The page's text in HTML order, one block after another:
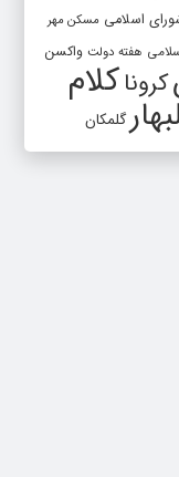
اسلامی مسکن مهر
هفته دولت واکسن
کروناکلام
گلمکان